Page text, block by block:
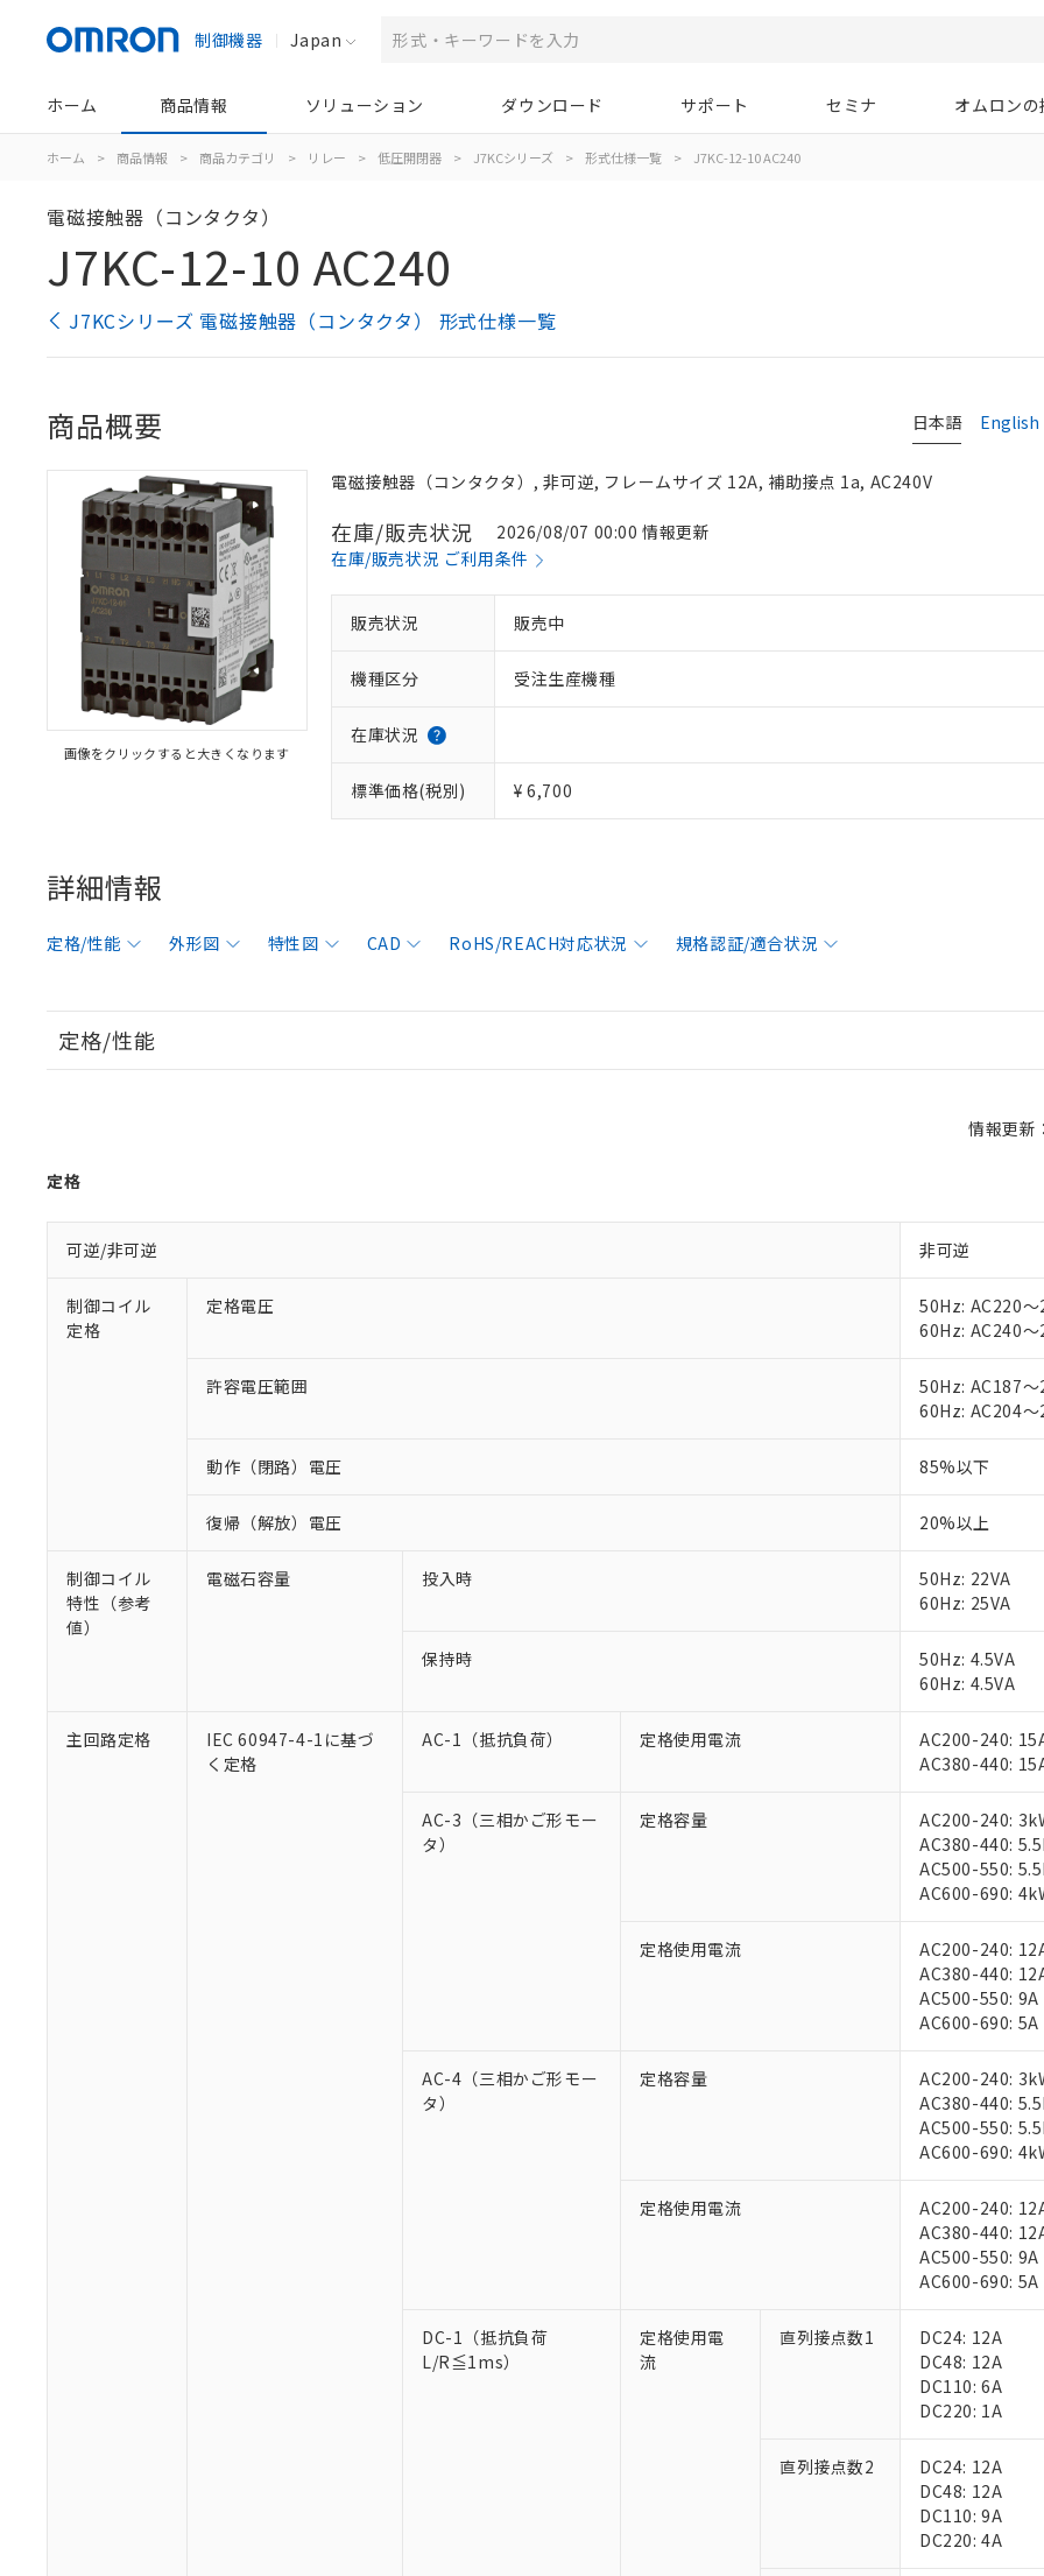
制御機器 Japan
ホーム 商品情報 ソリューション ダウンロード サポート セミナ オムロン
ホーム > 商品情報 > 商品カテゴリ > リレー > 低圧開閉器 > J7KCシリーズ > 形式仕様一覧 > J7KC-12-10 AC240
電磁接触器（コンタクタ）
J7KC-12-10 AC240
J7KCシリーズ 電磁接触器（コンタクタ） 形式仕様一覧
日本語 English
商品概要
画像をクリックすると大きくなります
電磁接触器（コンタクタ）, 非可逆, フレームサイズ 12A, 補助接点 1a, AC240V
在庫/販売状況
2026/08/07 00:00 情報更新
在庫/販売状況 ご利用条件
販売状況 販売中
機種区分 受注生産機種
在庫状況
標準価格(税別) ¥ 6,700
詳細情報
定格/性能 外形図 特性図 CAD RoHS/REACH対応状況 規格認証/適合状況
定格/性能
情報更新
定格
可逆/非可逆 非可逆
制御コイル
定格
定格電圧
50Hz: AC220～
60Hz: AC240～
許容電圧範囲
50Hz: AC187～
60Hz: AC204～
動作（閉路）電圧 85%以下
復帰（解放）電圧 20%以上
制御コイル
特性（参考
値）
電磁石容量 投入時
50Hz: 22VA
60Hz: 25VA
保持時
50Hz: 4.5VA
60Hz: 4.5VA
主回路定格
IEC 60947-4-1に基づ
く定格
AC-1（抵抗負荷） 定格使用電流
AC200-240:
AC380-440:
AC-3（三相かご形モー
タ）
定格容量
AC200-240:
AC380-440:
AC500-550:
AC600-690:
定格使用電流
AC200-240:
AC380-440:
AC500-550: 9A
AC600-690: 5A
AC-4（三相かご形モー
タ）
定格容量
AC200-240:
AC380-440:
AC500-550:
AC600-690:
定格使用電流
AC200-240:
AC380-440:
AC500-550: 9A
AC600-690: 5A
DC-1（抵抗負荷
L/R≦1ms）
定格使用電
流
直列接点数1
DC24: 12A
DC48: 12A
DC110: 6A
DC220: 1A
直列接点数2
DC24: 12A
DC48: 12A
DC110: 9A
DC220: 4A
以下の条件をお読みいただき、同意のうえご利用ください。
本サービスは、当社制御機器事業取扱商品の当社在庫状況および標準価格(税抜)を
当社制御機器事業取扱商品の中には、本サービスの対象外となる商品もあること
対応済み：EU RoHS指令（10物質）の非含有に対応した製品が提供可能な商品です
対応予定：EU RoHS指令（10物質）の非含有に対応した製品に切り替える予定のある商
対応予定なし：EU RoHS指令（10物質）の非含有に非対応の商品で、対応品を出す予
調査・確認中：EU RoHS指令（10物質）の非含有の対応状況を調査中または確認中の商
非該当品：ライセンス料など無形物で、有害物質有無と関係のない商品です。
六価クロム(Cr(Ⅵ)) 1000ppm以下、ポリ臭化ビフェニル類(PBB) 1000ppm以下、ポリ臭化ジフェニルエーテル類
「○」：最大均質材料含有率が中国RoHSの基準値以下であることを示します。
「×」：最大均質材料含有率が中国RoHSの基準値を超えていることを示します。
当社は、これら貴社製品のうち、外国為替および外国貿易法に定める商品（以下｢
う）を輸出または国外への提供する場合は、日本国政府の輸出許可(または役務取